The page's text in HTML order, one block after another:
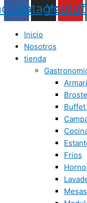
Instagram
Inicio
Nosotros
tienda
Buffet
Frios
Mesas